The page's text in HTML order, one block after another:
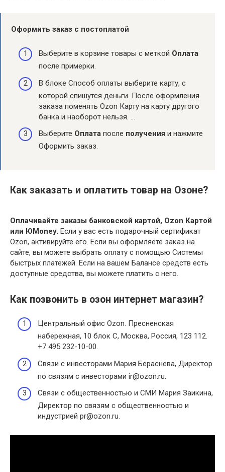
Оформить заказ с постоплатой
Выберите в корзине товары с меткой Оплата
после примерки.
В блоке Способ оплаты выберите карту, с
которой спишутся деньги. После оформления
заказа поменять Ozon Карту на карту другого
банка и наоборот нельзя. …
Выберите Оплата после получения и нажмите
Оформить заказ.
Как заказать и оплатить товар на Озоне?
Оплачивайте заказы банковской картой, Ozon Картой
или ЮMoney. Если у вас есть подарочный сертификат
Ozon, активируйте его. Если вы оформляете заказ на
сайте, вы можете выбрать оплату с помощью Системы
быстрых платежей. Если на вашем Балансе средств есть
доступные средства, вы можете платить с него.
Как позвонить в озон интернет магазин?
Центральный офис Ozon. Пресненская
набережная, 10 блок С, Москва, Россия, 123 112.
+7 495 232-10-00.
Связи с инвесторами Мария Бераснева, Директор
по связям с инвесторами ir@ozon.ru.
Связи с общественностью и СМИ Мария Заикина,
Директор по связям с общественностью и
индустрией pr@ozon.ru.